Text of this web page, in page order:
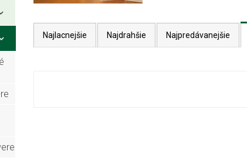
Najlacnejšie Najdrahšie Najpredávanejšie